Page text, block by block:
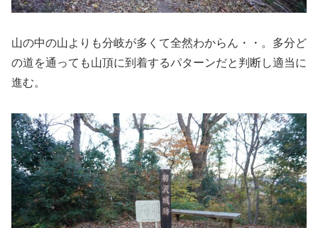
山の中の山よりも分岐が多くて全然わからん・・。多分ど
の道を通っても山頂に到着するパターンだと判断し適当に
進む。